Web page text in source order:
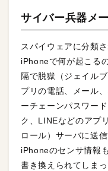
サイバー兵器メ
スパイウェアに分類
iPhoneで何が起こる
隔で脱獄（ジェイル
プリの電話、メール
ーチェーンパスワー
ク、LINEなどのアプ
ロール）サーバに送
iPhoneのセンサ情報
書き換えられてしま